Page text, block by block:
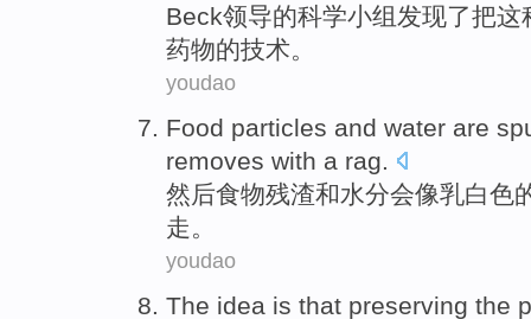
Beck领导的科学小组发现了把这
药物的技术。
youdao
Food particles and water are
removes with a rag.
然后食物残渣和水分会像乳白色
走。
youdao
The idea is that preserving the